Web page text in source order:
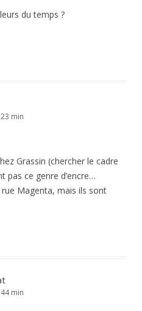
du temps ?
min
Grassin (chercher le cadre
pas ce genre d’encre…
rue Magenta, mais ils sont
min